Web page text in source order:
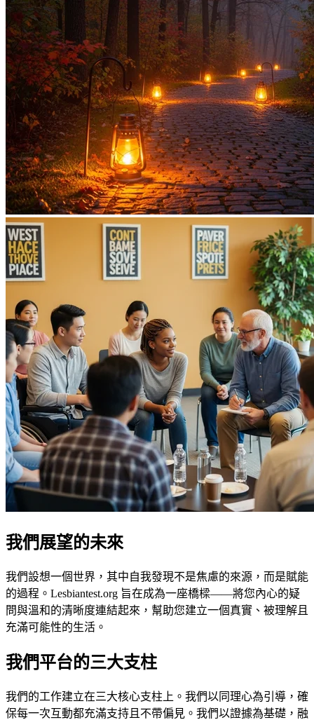
我們展望的未來
我們設想一個世界，其中自我發現不是焦慮的來源，而是賦能
的過程。Lesbiantest.org 旨在成為一座橋樑——將您內心的疑
問與溫和的清晰度連結起來，幫助您建立一個真實、被理解且
充滿可能性的生活。
我們平台的三大支柱
我們的工作建立在三大核心支柱上。我們以同理心為引導，確
保每一次互動都充滿支持且不帶偏見。我們以證據為基礎，融